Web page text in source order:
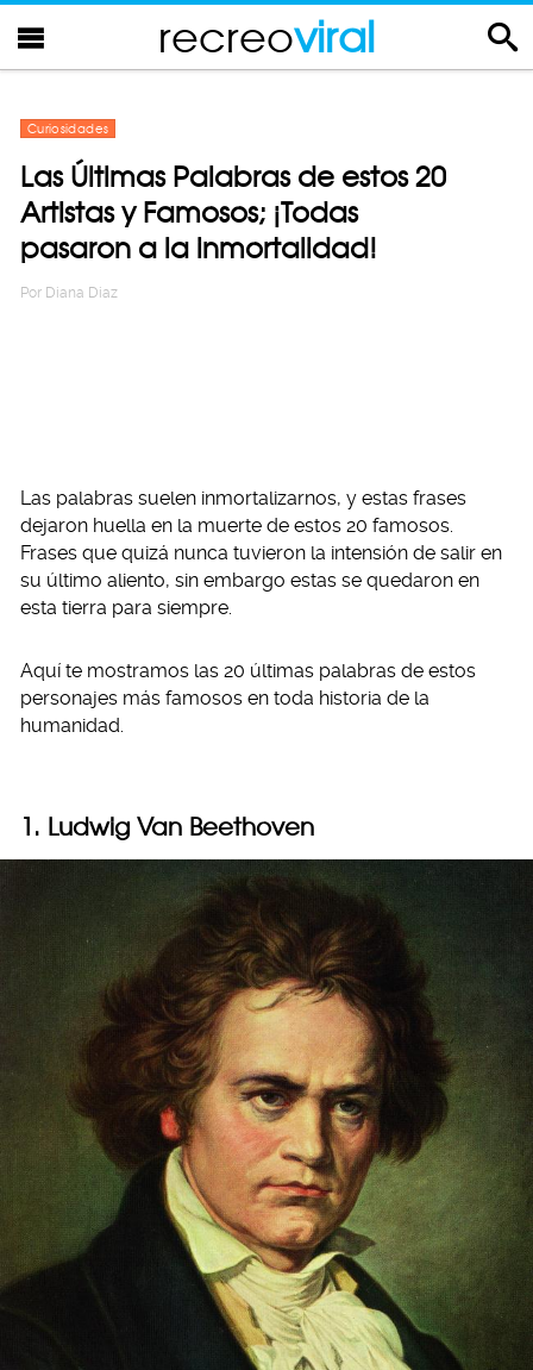
recreoviral
Curiosidades
Las Últimas Palabras de estos 20
Artistas y Famosos; ¡Todas
pasaron a la inmortalidad!
Por Diana Diaz
Las palabras suelen inmortalizarnos, y estas frases
dejaron huella en la muerte de estos 20 famosos.
Frases que quizá nunca tuvieron la intensión de salir en
su último aliento, sin embargo estas se quedaron en
esta tierra para siempre.
Aquí te mostramos las 20 últimas palabras de estos
personajes más famosos en toda historia de la
humanidad.
1. Ludwig Van Beethoven